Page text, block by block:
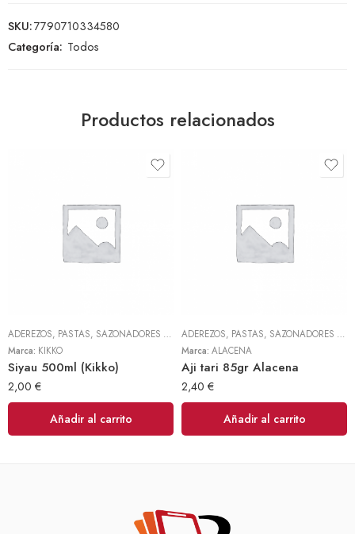
SKU:7790710334580
Categoría: Todos
Productos relacionados
ADEREZOS, PASTAS, SAZONADORES Y CONDIMENTOS ,TODOS
Marca: KIKKO
Siyau 500ml (Kikko)
2,00 €
Añadir al carrito
ADEREZOS, PASTAS, SAZONADORES Y CONDIMENTOS
Marca: ALACENA
Aji tari 85gr Alacena
2,40 €
Añadir al carrito